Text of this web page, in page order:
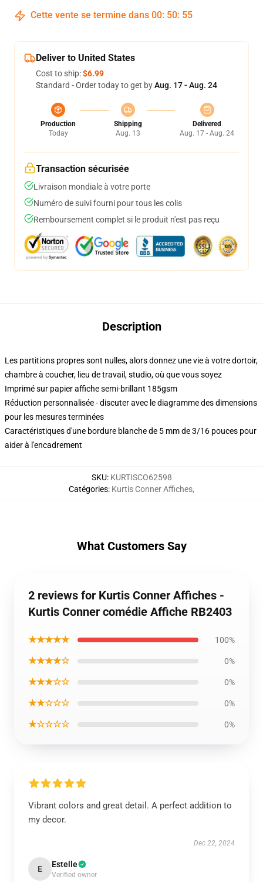
Cette vente se termine dans 00: 50: 54
Deliver to United States
Cost to ship:$6.99
Standard - Order today to get byAug. 17 - Aug. 24
Production
Today
Shipping
Aug. 13
Delivered
Aug. 17 - Aug. 24
Transaction sécurisée
Livraison mondiale à votre porte
Numéro de suivi fourni pour tous les colis
Remboursement complet si le produit n'est pas reçu
Description
Les partitions propres sont nulles, alors donnez une vie à votre dortoir,
chambre à coucher, lieu de travail, studio, où que vous soyez
Imprimé sur papier affiche semi-brillant 185gsm
Réduction personnalisée - discuter avec le diagramme des dimensions
pour les mesures terminées
Caractéristiques d'une bordure blanche de 5 mm de 3/16 pouces pour
aider à l'encadrement
SKU: KURTISCO62598
Catégories: Kurtis Conner Affiches,
What Customers Say
2 reviews for Kurtis Conner Affiches -
Kurtis Conner comédie Affiche RB2403
★★★★★ 100%
★★★★☆ 0%
★★★☆☆ 0%
★★☆☆☆ 0%
★☆☆☆☆ 0%
Vibrant colors and great detail. A perfect addition to
my decor.
Dec 22, 2024
E Estelle
Verified owner